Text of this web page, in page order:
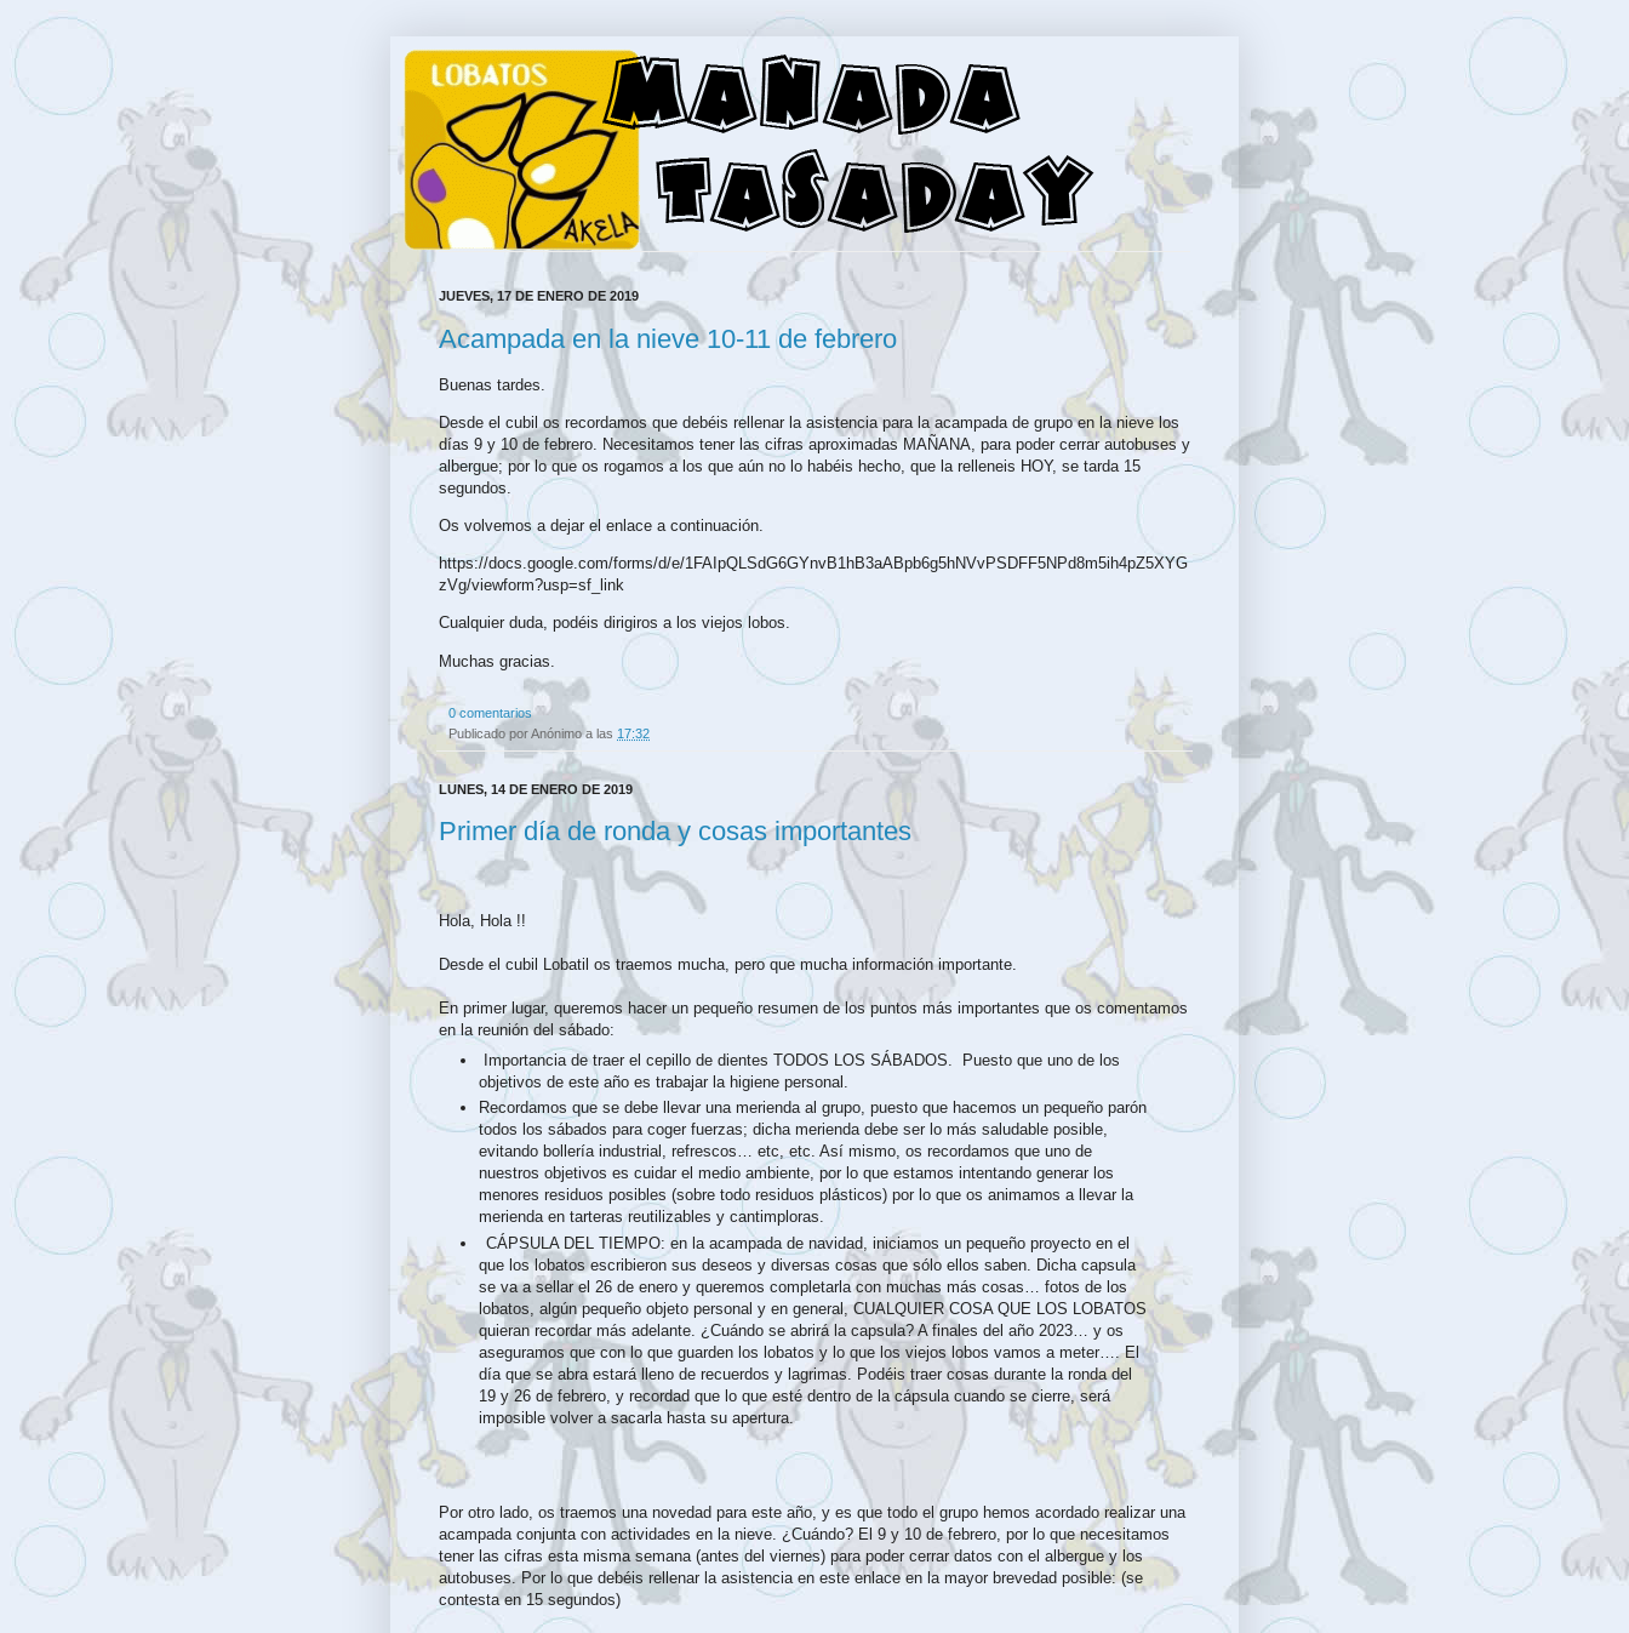
JUEVES, 17 DE ENERO DE 2019
Acampada en la nieve 10-11 de febrero
Buenas tardes.
Desde el cubil os recordamos que debéis rellenar la asistencia para la acampada de grupo en la nieve los
días 9 y 10 de febrero. Necesitamos tener las cifras aproximadas MAÑANA, para poder cerrar autobuses y
albergue; por lo que os rogamos a los que aún no lo habéis hecho, que la relleneis HOY, se tarda 15
segundos.
Os volvemos a dejar el enlace a continuación.
https://docs.google.com/forms/d/e/1FAIpQLSdG6GYnvB1hB3aABpb6g5hNVvPSDFF5NPd8m5ih4pZ5XYG
zVg/viewform?usp=sf_link
Cualquier duda, podéis dirigiros a los viejos lobos.
Muchas gracias.
0 comentarios
Publicado porAnónimo a las 17:32
LUNES, 14 DE ENERO DE 2019
Primer día de ronda y cosas importantes
Hola, Hola !!
Desde el cubil Lobatil os traemos mucha, pero que mucha información importante.
En primer lugar, queremos hacer un pequeño resumen de los puntos más importantes que os comentamos
en la reunión del sábado:
Importancia de traer el cepillo de dientes TODOS LOS SÁBADOS.
Puesto que uno de los
objetivos de este año es trabajar la higiene personal.
Recordamos que se debe llevar una merienda al grupo, puesto que hacemos un pequeño parón
todos los sábados para coger fuerzas; dicha merienda debe ser lo más saludable posible,
evitando bollería industrial, refrescos… etc, etc. Así mismo, os recordamos que uno de
nuestros objetivos es cuidar el medio ambiente, por lo que estamos intentando generar los
menores residuos posibles (sobre todo residuos plásticos) por lo que os animamos a llevar la
merienda en tarteras reutilizables y cantimploras.
CÁPSULA DEL TIEMPO: en la acampada de navidad, iniciamos un pequeño proyecto en el
que los lobatos escribieron sus deseos y diversas cosas que sólo ellos saben. Dicha capsula
se va a sellar el 26 de enero y queremos completarla con muchas más cosas… fotos de los
lobatos, algún pequeño objeto personal y en general, CUALQUIER COSA QUE LOS LOBATOS
quieran recordar más adelante. ¿Cuándo se abrirá la capsula? A finales del año 2023… y os
aseguramos que con lo que guarden los lobatos y lo que los viejos lobos vamos a meter…. El
día que se abra estará lleno de recuerdos y lagrimas. Podéis traer cosas durante la ronda del
19 y 26 de febrero, y recordad que lo que esté dentro de la cápsula cuando se cierre, será
imposible volver a sacarla hasta su apertura.
Por otro lado, os traemos una novedad para este año, y es que todo el grupo hemos acordado realizar una
acampada conjunta con actividades en la nieve. ¿Cuándo? El 9 y 10 de febrero, por lo que necesitamos
tener las cifras esta misma semana (antes del viernes) para poder cerrar datos con el albergue y los
autobuses. Por lo que debéis rellenar la asistencia en este enlace en la mayor brevedad posible: (se
contesta en 15 segundos)